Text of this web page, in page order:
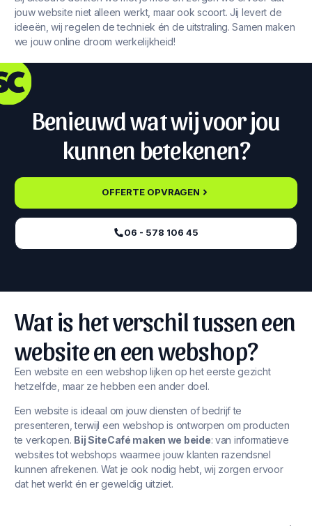
jouw website niet alleen werkt, maar ook scoort. Jij levert de
ideeën, wij regelen de techniek én de uitstraling. Samen maken
we jouw online droom werkelijkheid!
Benieuwd wat wij voor jou
kunnen betekenen?
OFFERTE OPVRAGEN
06 - 578 106 45‬
Wat is het verschil tussen een
website en een webshop?
Een website en een webshop lijken op het eerste gezicht
hetzelfde, maar ze hebben een ander doel.
Een website is ideaal om jouw diensten of bedrijf te
presenteren, terwijl een webshop is ontworpen om producten
te verkopen. Bij SiteCafé maken we beide: van informatieve
websites tot webshops waarmee jouw klanten razendsnel
kunnen afrekenen. Wat je ook nodig hebt, wij zorgen ervoor
dat het werkt én er geweldig uitziet.